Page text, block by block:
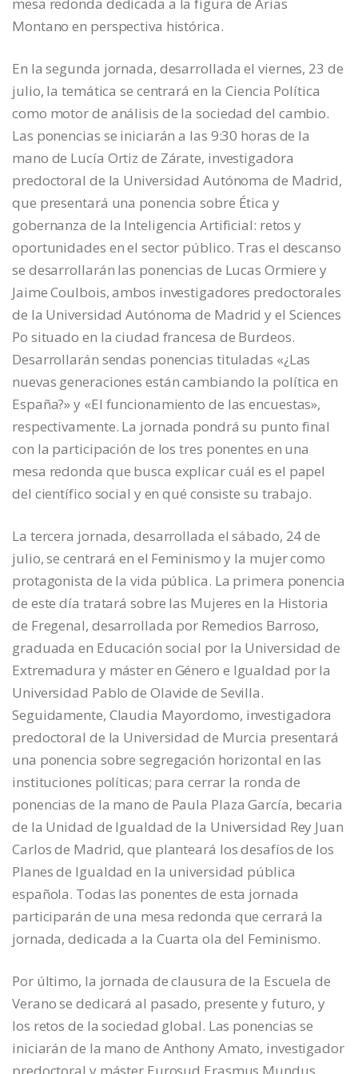
mesa redonda dedicada a la figura de Arias
Montano en perspectiva histórica.
En la segunda jornada, desarrollada el viernes, 23 de
julio, la temática se centrará en la Ciencia Política
como motor de análisis de la sociedad del cambio.
Las ponencias se iniciarán a las 9:30 horas de la
mano de Lucía Ortiz de Zárate, investigadora
predoctoral de la Universidad Autónoma de Madrid,
que presentará una ponencia sobre Ética y
gobernanza de la Inteligencia Artificial: retos y
oportunidades en el sector público. Tras el descanso
se desarrollarán las ponencias de Lucas Ormiere y
Jaime Coulbois, ambos investigadores predoctorales
de la Universidad Autónoma de Madrid y el Sciences
Po situado en la ciudad francesa de Burdeos.
Desarrollarán sendas ponencias tituladas «¿Las
nuevas generaciones están cambiando la política en
España?» y «El funcionamiento de las encuestas»,
respectivamente. La jornada pondrá su punto final
con la participación de los tres ponentes en una
mesa redonda que busca explicar cuál es el papel
del científico social y en qué consiste su trabajo.
La tercera jornada, desarrollada el sábado, 24 de
julio, se centrará en el Feminismo y la mujer como
protagonista de la vida pública. La primera ponencia
de este día tratará sobre las Mujeres en la Historia
de Fregenal, desarrollada por Remedios Barroso,
graduada en Educación social por la Universidad de
Extremadura y máster en Género e Igualdad por la
Universidad Pablo de Olavide de Sevilla.
Seguidamente, Claudia Mayordomo, investigadora
predoctoral de la Universidad de Murcia presentará
una ponencia sobre segregación horizontal en las
instituciones políticas; para cerrar la ronda de
ponencias de la mano de Paula Plaza García, becaria
de la Unidad de Igualdad de la Universidad Rey Juan
Carlos de Madrid, que planteará los desafíos de los
Planes de Igualdad en la universidad pública
española. Todas las ponentes de esta jornada
participarán de una mesa redonda que cerrará la
jornada, dedicada a la Cuarta ola del Feminismo.
Por último, la jornada de clausura de la Escuela de
Verano se dedicará al pasado, presente y futuro, y
los retos de la sociedad global. Las ponencias se
iniciarán de la mano de Anthony Amato, investigador